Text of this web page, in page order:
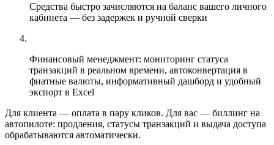
Средства быстро зачисляются на баланс вашего личного
кабинета — без задержек и ручной сверки
Финансовый менеджмент: мониторинг статуса
транзакций в реальном времени, автоконвертация в
фиатные валюты, информативный дашборд и удобный
экспорт в Excel
Для клиента — оплата в пару кликов. Для вас — биллинг на
автопилоте: продления, статусы транзакций и выдача доступа
обрабатываются автоматически.